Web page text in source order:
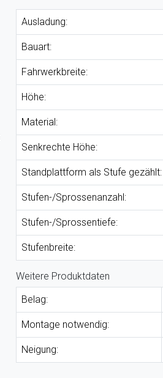
Ausladung:
Bauart:
Fahrwerkbreite:
Höhe:
Material:
Senkrechte Höhe:
Standplattform als Stufe gezählt:
Stufen-/Sprossenanzahl:
Stufen-/Sprossentiefe:
Stufenbreite:
Weitere Produktdaten
Belag:
Montage notwendig:
Neigung: